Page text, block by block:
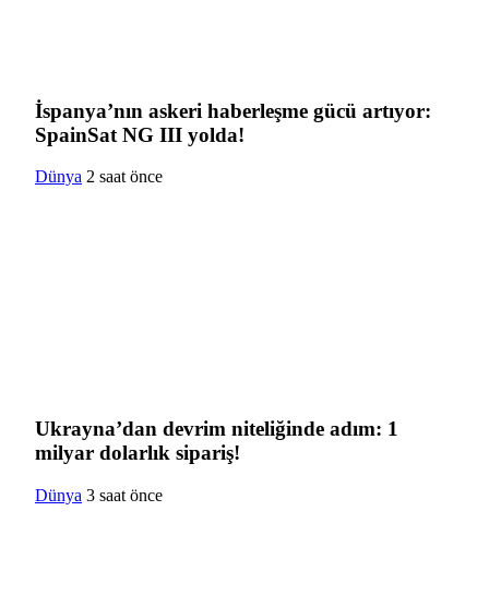
İspanya’nın askeri haberleşme gücü artıyor:
SpainSat NG III yolda!
Dünya 2 saat önce
Ukrayna’dan devrim niteliğinde adım: 1
milyar dolarlık sipariş!
Dünya 3 saat önce